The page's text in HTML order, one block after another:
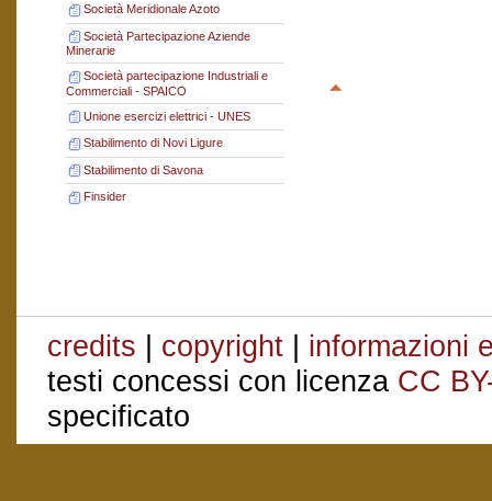
Società Meridionale Azoto
Società Partecipazione Aziende
Minerarie
Società partecipazione Industriali e
Commerciali - SPAICO
Unione esercizi elettrici - UNES
Stabilimento di Novi Ligure
Stabilimento di Savona
Finsider
credits | copyright | informazioni
testi concessi con licenza CC
specificato